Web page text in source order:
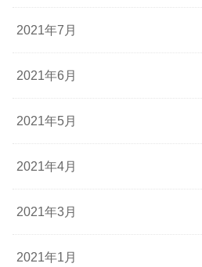
2021年7月
2021年6月
2021年5月
2021年4月
2021年3月
2021年1月